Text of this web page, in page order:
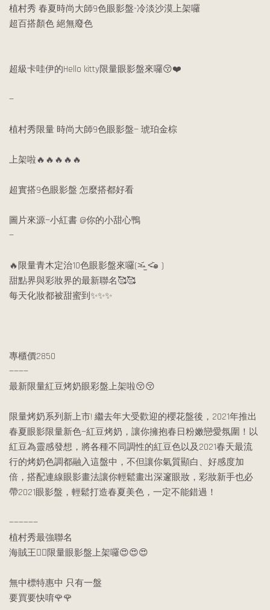
植村秀 春夏時尚大師9色眼影盤-冷淡沙漠上架囉
超百搭顏色 絕無廢色
超級卡哇伊的Hello kitty限量眼影盤來囉😚❤️
—
植村秀限量 時尚大師9色眼影盤— 琥珀金棕
上架啦🔥🔥🔥🔥🔥
超實搭9色眼影盤 怎麼搭都好看
圖片來源—小紅書 @你的小甜心鴨
—
🔥限量青木定治10色眼影盤來囉(˃̶᷄‧̫ ˂̶᷅๑ )
甜點界與彩妝界的最新聯名🥰🥰
每天化妝都被甜蜜到✨✨✨
專櫃價2850
————
最新限量紅豆烤奶眼彩盤上架啦😚😚
限量烤奶系列新上市! 繼去年大受歡迎的櫻花盤後，2021年推出
春夏眼影限量新色—紅豆烤奶，讓你擁抱春日粉嫩戀愛氛圍！以
紅豆為靈感發想，將各種不同調性的紅豆色以及2021春天最流
行的烤奶色調都融入這盤中，不但讓你氣質顯白、好感度加
倍，搭配連線眼影畫法讓你輕鬆畫出深邃眼妝，彩妝新手也必
帶2021眼影盤，輕鬆打造春夏美色，一定不能錯過！
——————
植村秀最強聯名
海賊王🏴‍☠️限量眼影盤上架囉😍😍😍
無中標特惠中 只有一盤
要買要快唷🌹🌹